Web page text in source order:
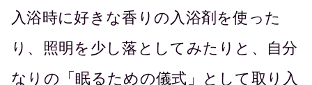
入浴時に好きな香りの入浴剤を使った
り、照明を少し落としてみたりと、自分
なりの「眠るための儀式」として取り入